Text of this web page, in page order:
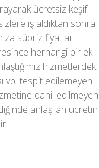
ücretsiz keşif
iş aldıktan sonra
süpriz fiyatlar
herhangi bir ek
hizmetlerdeki
vb. tespit edilemeyen
dahil edilmeyen
anlaşılan ücretin